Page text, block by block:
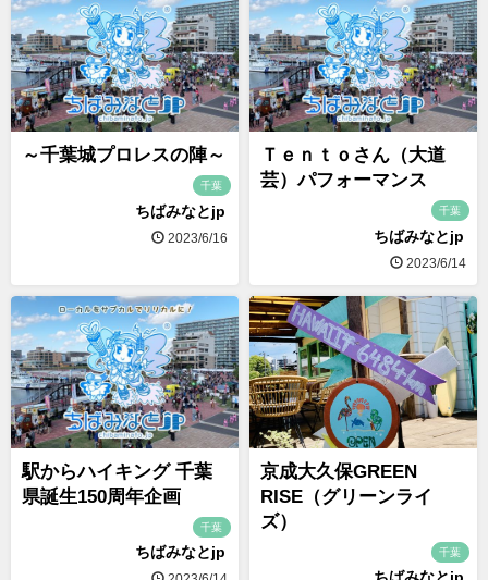
～千葉城プロレスの陣～
千葉
ちばみなとjp
2023/6/16
Ｔｅｎｔｏさん（大道
芸）パフォーマンス
千葉
ちばみなとjp
2023/6/14
駅からハイキング 千葉
県誕生150周年企画
千葉
ちばみなとjp
京成大久保GREEN
RISE（グリーンライ
ズ）
千葉